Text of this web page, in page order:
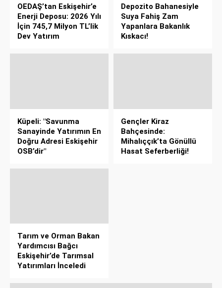
OEDAŞ’tan Eskişehir’e
Enerji Deposu: 2026 Yılı
İçin 745,7 Milyon TL’lik
Dev Yatırım
Depozito Bahanesiyle
Suya Fahiş Zam
Yapanlara Bakanlık
Kıskacı!
Küpeli: "Savunma
Sanayinde Yatırımın En
Doğru Adresi Eskişehir
OSB’dir"
Gençler Kiraz
Bahçesinde:
Mihalıççık’ta Gönüllü
Hasat Seferberliği!
Tarım ve Orman Bakan
Yardımcısı Bağcı
Eskişehir’de Tarımsal
Yatırımları İnceledi